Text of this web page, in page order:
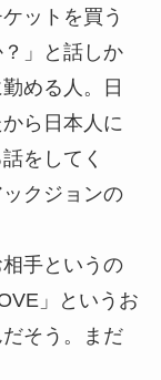
ットを買う
」と話しか
める人。日
ら日本人に
をしてく
クジョンの
手というの
」というお
そう。まだ